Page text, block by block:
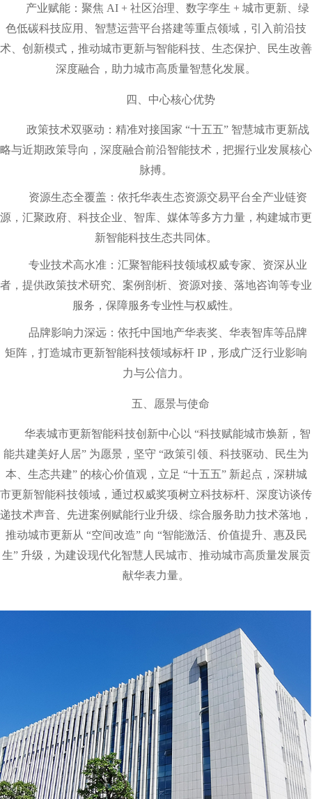
产业赋能：聚焦 AI + 社区治理、数字孪生 + 城市更新、绿
色低碳科技应用、智慧运营平台搭建等重点领域，引入前沿技
术、创新模式，推动城市更新与智能科技、生态保护、民生改善
深度融合，助力城市高质量智慧化发展。
四、中心核心优势
政策技术双驱动 ：精准对接国家 “十五五” 智慧城市更新战
略与近期政策导向，深度融合前沿智能技术，把握行业发展核心
脉搏。
资源生态全覆盖 ：依托华表生态资源交易平台全产业链资
源，汇聚政府、科技企业、智库、媒体等多方力量，构建城市更
新智能科技生态共同体。
专业技术高水准：汇聚智能科技领域权威专家、资深从业
者，提供政策技术研究、案例剖析、资源对接、落地咨询等专业
服务，保障服务专业性与权威性。
品牌影响力深远：依托中国地产华表奖、华表智库等品牌
矩阵，打造城市更新智能科技领域标杆 IP，形成广泛行业影响
力与公信力。
五、愿景与使命
华表城市更新智能科技创新中心以 “科技赋能城市焕新，智
能共建美好人居” 为愿景，坚守 “政策引领、科技驱动、民生为
本、生态共建” 的核心价值观，立足 “十五五” 新起点，深耕城
市更新智能科技领域，通过权威奖项树立科技标杆、深度访谈传
递技术声音、先进案例赋能行业升级、综合服务助力技术落地，
推动城市更新从 “空间改造” 向 “智能激活、价值提升、惠及民
生” 升级，为建设现代化智慧人民城市、推动城市高质量发展贡
献华表力量。